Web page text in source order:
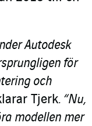
Autodesk
för
och
Tjerk. “Nu,
modellen mer